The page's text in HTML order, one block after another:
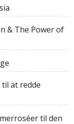
& The Power of
at redde
til den